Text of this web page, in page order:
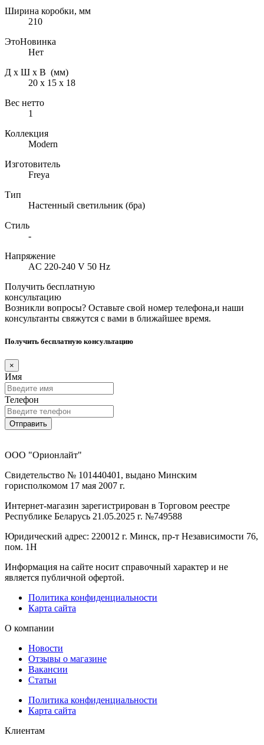
Ширина коробки, мм
210
ЭтоНовинка
Нет
Д х Ш х В (мм)
20 х 15 х 18
Вес нетто
1
Коллекция
Modern
Изготовитель
Freya
Тип
Настенный светильник (бра)
Стиль
-
Напряжение
AC 220-240 V 50 Hz
Получить бесплатную
консультацию
Возникли вопросы? Оставьте свой номер телефона,и наши
консультанты свяжутся с вами в ближайшее время.
Получить бесплатную консультацию
×
Имя
Телефон
Отправить
ООО "Орионлайт"
Свидетельство № 101440401, выдано Минским
горисполкомом 17 мая 2007 г.
Интернет-магазин зарегистрирован в Торговом реестре
Республике Беларусь 21.05.2025 г. №749588
Юридический адрес: 220012 г. Минск, пр-т Независимости 76,
пом. 1Н
Информация на сайте носит справочный характер и не
является публичной офертой.
Политика конфиденциальности
Карта сайта
О компании
Новости
Отзывы о магазине
Вакансии
Статьи
Политика конфиденциальности
Карта сайта
Клиентам